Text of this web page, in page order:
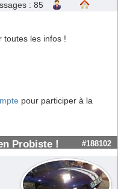
: 85
toutes les infos !
pour participer à la
Probiste ! #188102